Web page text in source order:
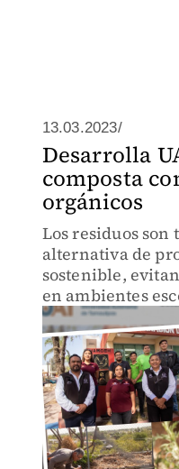
13.03.2023/
Desarrolla
composta
orgánicos
Los residuos son
alternativa de
sostenible,
en ambientes
los residuos en
valor agregado.